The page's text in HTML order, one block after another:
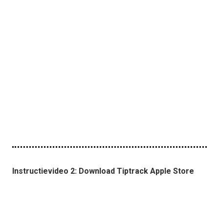
Instructievideo 2: Download Tiptrack Apple Store